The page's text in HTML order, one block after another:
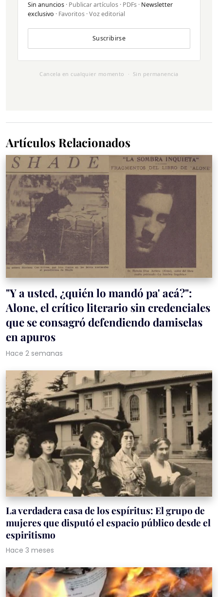
Sin anuncios · Publicar artículos · PDFs · Newsletter
exclusivo · Favoritos · Voz editorial
Suscribirse
Cancela en cualquier momento · Sin permanencia
Artículos Relacionados
"Y a usted, ¿quién lo mandó pa' acá?":
Alone, el crítico literario sin credenciales
que se consagró defendiendo damiselas
en apuros
Hace 2 semanas
La verdadera casa de los espíritus: El grupo de
mujeres que disputó el espacio público desde el
espiritismo
Hace 3 meses